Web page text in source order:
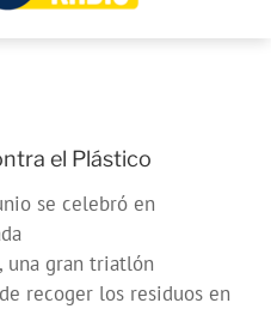
el Plástico
se celebró en
una gran triatlón
recoger los residuos en